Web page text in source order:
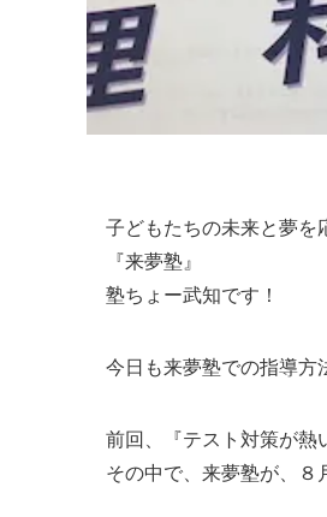
子どもたちの未来と夢を
『来夢塾』
塾ちょー武知です！
今日も来夢塾での指導方
前回、『テスト対策が熱
その中で、来夢塾が、８